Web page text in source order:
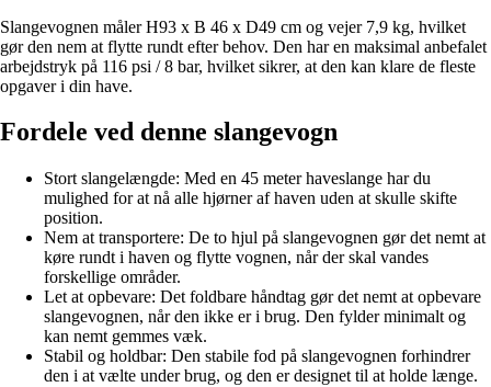
Slangevognen måler H93 x B 46 x D49 cm og vejer 7,9 kg, hvilket
gør den nem at flytte rundt efter behov. Den har en maksimal anbefalet
arbejdstryk på 116 psi / 8 bar, hvilket sikrer, at den kan klare de fleste
opgaver i din have.
Fordele ved denne slangevogn
Stort slangelængde: Med en 45 meter haveslange har du
mulighed for at nå alle hjørner af haven uden at skulle skifte
position.
Nem at transportere: De to hjul på slangevognen gør det nemt at
køre rundt i haven og flytte vognen, når der skal vandes
forskellige områder.
Let at opbevare: Det foldbare håndtag gør det nemt at opbevare
slangevognen, når den ikke er i brug. Den fylder minimalt og
kan nemt gemmes væk.
Stabil og holdbar: Den stabile fod på slangevognen forhindrer
den i at vælte under brug, og den er designet til at holde længe.